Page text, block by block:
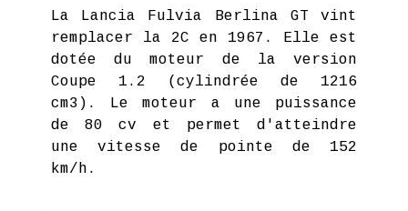
La Lancia Fulvia Berlina GT vint
remplacer la 2C en 1967. Elle est
dotée du moteur de la version
Coupe 1.2 (cylindrée de 1216
cm3). Le moteur a une puissance
de 80 cv et permet d'atteindre
une vitesse de pointe de 152
km/h.